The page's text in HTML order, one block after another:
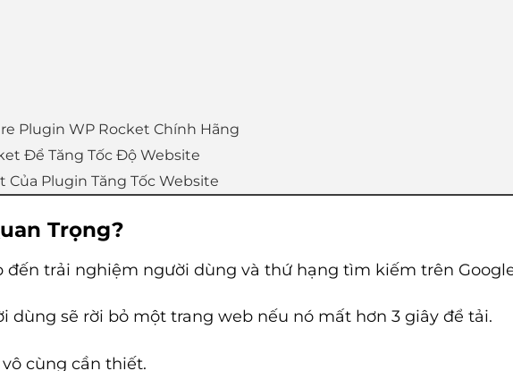
Plugin WP Rocket Chính Hãng
Để Tăng Tốc Độ Website
Của Plugin Tăng Tốc Website
Trọng?
đến trải nghiệm người dùng và thứ hạng tìm kiếm trên
dùng sẽ rời bỏ một trang web nếu nó mất hơn 3 giây để tải.
cùng cần thiết.